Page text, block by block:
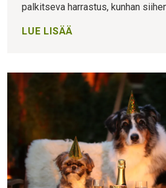
palkitseva harrastus, kunhan
LUE LISÄÄ